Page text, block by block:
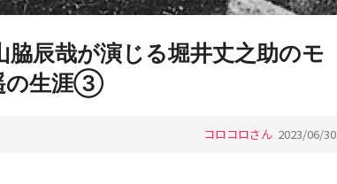
辰哉が演じる堀井丈之助のモ
の生涯③
コロコロさん 2023/06/30